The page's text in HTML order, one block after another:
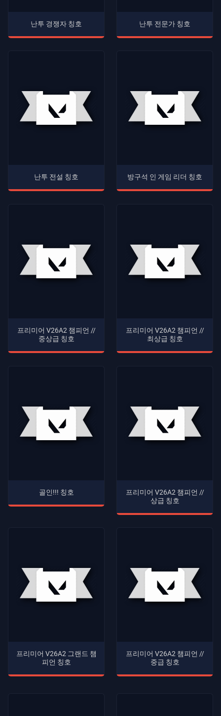
난투 경쟁자 칭호 난투 전문가 칭호
난투 전설 칭호 방구석 인 게임 리더 칭호
프리미어 V26A2 챔피언 //
중상급 칭호
프리미어 V26A2 챔피언 //
최상급 칭호
골인!!! 칭호
프리미어 V26A2 챔피언 //
상급 칭호
프리미어 V26A2 그랜드 챔
피언 칭호
프리미어 V26A2 챔피언 //
중급 칭호